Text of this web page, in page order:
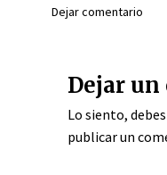
Dejar comentario
Dejar
Lo siento,
publicar un